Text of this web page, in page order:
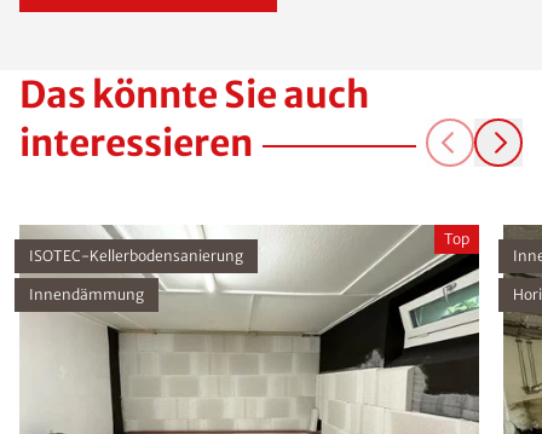
Das könnte Sie auch
interessieren
ISOTEC-Kellerbodensanierung
Innendämmung
Top